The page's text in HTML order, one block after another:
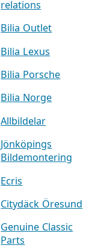
relations
Bilia Outlet
Bilia Lexus
Bilia Porsche
Bilia Norge
Allbildelar
Jönköpings
Bildemontering
Ecris
Citydäck Öresund
Genuine Classic
Parts